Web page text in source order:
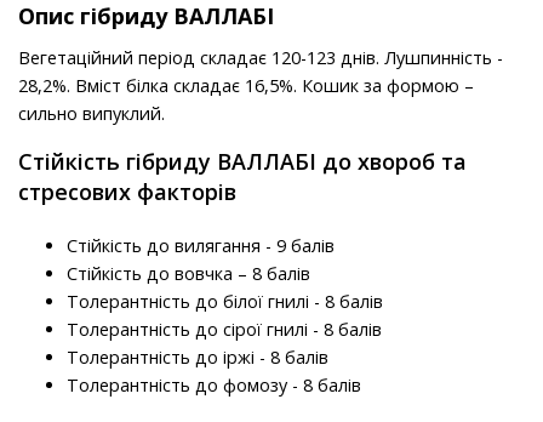
Опис гібриду ВАЛЛАБІ
Вегетаційний період складає 120-123 днів. Лушпинність -
28,2%. Вміст білка складає 16,5%. Кошик за формою –
сильно випуклий.
Стійкість гібриду ВАЛЛАБІ до хвороб та
стресових факторів
Стійкість до вилягання - 9 балів
Стійкість до вовчка – 8 балів
Толерантність до білої гнилі - 8 балів
Толерантність до сірої гнилі - 8 балів
Толерантність до іржі - 8 балів
Толерантність до фомозу - 8 балів